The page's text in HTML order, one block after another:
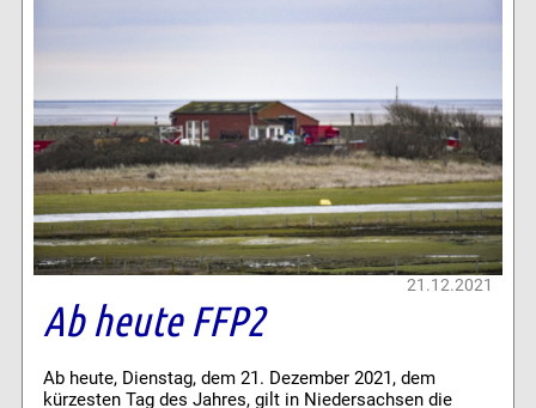
21.12.2021
Ab heute FFP2
Ab heute, Dienstag, dem 21. Dezember 2021, dem
kürzesten Tag des Jahres, gilt in Niedersachsen die